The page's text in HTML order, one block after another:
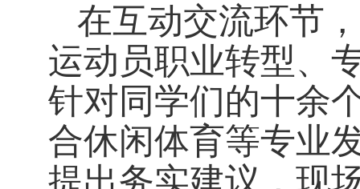
在互动交流环节
运动员职业转型、
针对同学们的十余
合休闲体育等专业
提出务实建议，现